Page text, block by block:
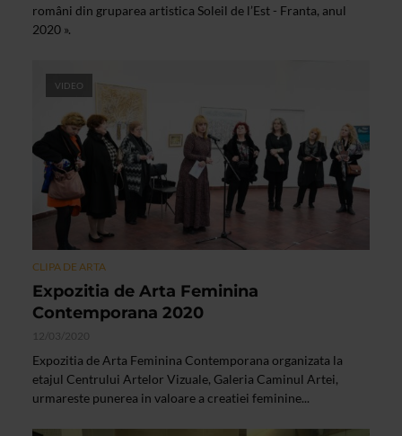
români din gruparea artistica Soleil de l’Est - Franta, anul
2020 ».
VIDEO
CLIPA DE ARTA
Expozitia de Arta Feminina
Contemporana 2020
12/03/2020
Expozitia de Arta Feminina Contemporana organizata la
etajul Centrului Artelor Vizuale, Galeria Caminul Artei,
urmareste punerea in valoare a creatiei feminine...